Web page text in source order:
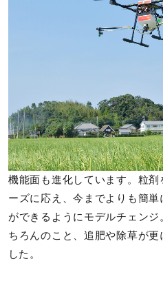
機能面も進化しています。粒
ーズに応え、今までよりも簡
ができるようにモデルチェン
ちろんのこと、追肥や除草が
した。